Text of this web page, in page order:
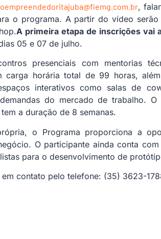
,
o programa. A partir do vídeo
A primeira etapa de inscrições vai
05 e 07 de julho.
presenciais com mentorias
carga horária total de 99 horas,
interativos como salas de
do mercado de trabalho.
a duração de 8 semanas.
o Programa proporciona a
O participante ainda conta
para o desenvolvimento de
contato pelo telefone: (35) 3623-